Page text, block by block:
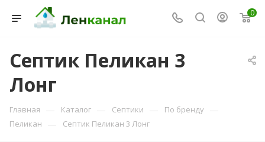
0
Септик Пеликан 3
Лонг
Главная — Каталог — Септики — По бренду —
Пеликан — Септик Пеликан 3 Лонг
Консультант Ленканал